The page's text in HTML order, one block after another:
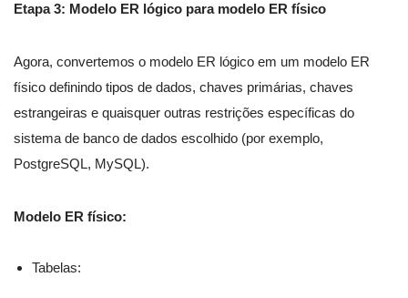
Etapa 3: Modelo ER lógico para modelo ER físico
Agora, convertemos o modelo ER lógico em um modelo ER
físico definindo tipos de dados, chaves primárias, chaves
estrangeiras e quaisquer outras restrições específicas do
sistema de banco de dados escolhido (por exemplo,
PostgreSQL, MySQL).
Modelo ER físico:
Tabelas: